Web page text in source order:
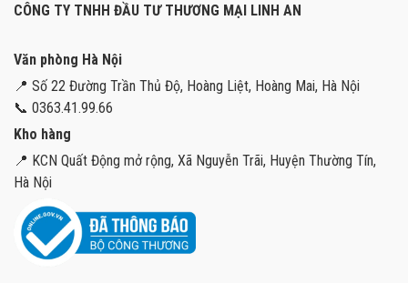
CÔNG TY TNHH ĐẦU TƯ THƯƠNG MẠI LINH AN
Văn phòng Hà Nội
📍 Số 22 Đường Trần Thủ Độ, Hoàng Liệt, Hoàng Mai, Hà Nội
📞 0363.41.99.66
Kho hàng
📍 KCN Quất Động mở rộng, Xã Nguyễn Trãi, Huyện Thường Tín,
Hà Nội